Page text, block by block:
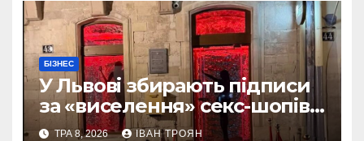
БІЗНЕС
У Львові збирають підписи
за «виселення» секс-шопів
із центру міста
ТРА 8, 2026 ІВАН ТРОЯН